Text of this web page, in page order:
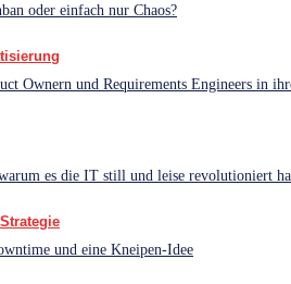
oder einfach nur Chaos?
Ownern und Requirements Engineers in
es die IT still und leise revolutioniert
und eine Kneipen-Idee